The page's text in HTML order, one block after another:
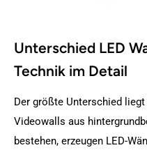
Unterschied LED
Technik im Detail
Der größte Unterschied
Videowalls aus
bestehen, erzeugen LED-